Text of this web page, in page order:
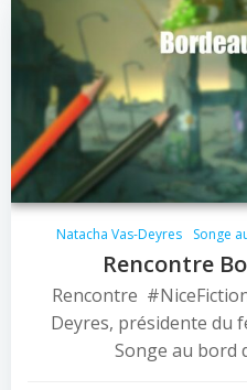
Natacha Vas-Deyres Songe
Rencontre
Rencontre
Deyres, présidente du
Songe au bord